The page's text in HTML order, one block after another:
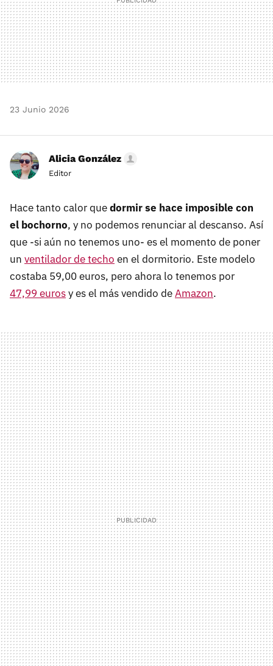
23 Junio 2026
Alicia González
Editor
Hace tanto calor quedormir se hace imposible con
el bochorno, y no podemos renunciar al descanso. Así
que -si aún no tenemos uno- es el momento de poner
un ventilador de techo en el dormitorio. Este modelo
costaba 59,00 euros, pero ahora lo tenemos por
47,99 eurosy es el más vendido deAmazon.